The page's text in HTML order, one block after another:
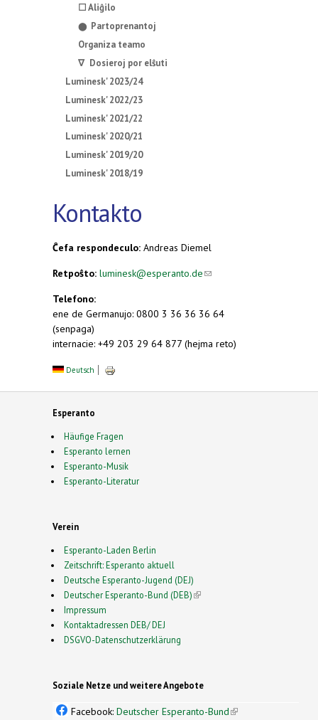
☐ Aliĝilo
⬤ Partoprenantoj
Organiza teamo
∇ Dosieroj por elŝuti
Luminesk' 2023/24
Luminesk' 2022/23
Luminesk' 2021/22
Luminesk' 2020/21
Luminesk' 2019/20
Luminesk' 2018/19
Kontakto
Ĉefa respondeculo: Andreas Diemel
Retpoŝto: luminesk@esperanto.de(link sends e-
Telefono:
ene de Germanujo: 0800 3 36 36 36 64
(senpaga)
internacie: +49 203 29 64 877 (hejma reto)
Deutsch
Esperanto
Häufige Fragen
Esperanto lernen
Esperanto-Musik
Esperanto-Literatur
Verein
Esperanto-Laden Berlin
Zeitschrift: Esperanto aktuell
Deutsche Esperanto-Jugend (DEJ)
Deutscher Esperanto-Bund (DEB)(link is external)
Impressum
Kontaktadressen DEB/ DEJ
DSGVO-Datenschutzerklärung
Soziale Netze und weitere Angebote
Facebook: Deutscher Esperanto-Bund(link is